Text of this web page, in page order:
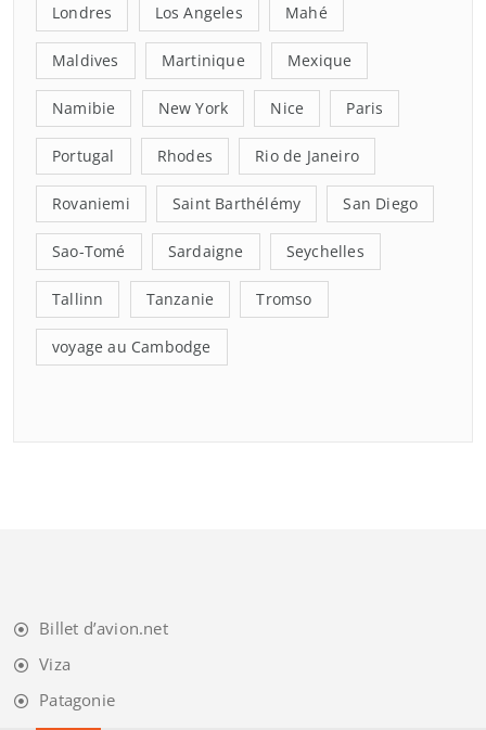
Londres Los Angeles Mahé
Maldives Martinique Mexique
Namibie New York Nice Paris
Portugal Rhodes Rio de Janeiro
Rovaniemi Saint Barthélémy San Diego
Sao-Tomé Sardaigne Seychelles
Tallinn Tanzanie Tromso
voyage au Cambodge
Billet d’avion.net
Viza
Patagonie